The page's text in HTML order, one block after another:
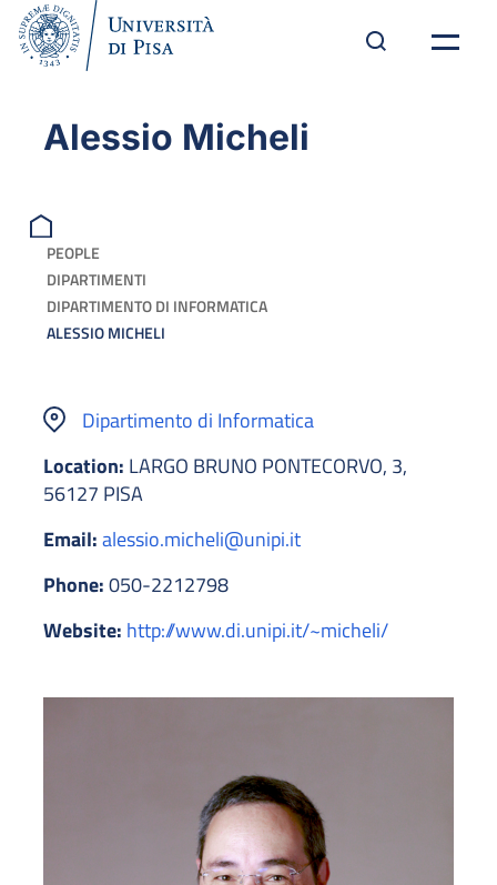
Alessio Micheli
PEOPLE
DIPARTIMENTI
DIPARTIMENTO DI INFORMATICA
ALESSIO MICHELI
Dipartimento di Informatica
Location: LARGO BRUNO PONTECORVO, 3,
56127 PISA
Email:alessio.micheli@unipi.it
Phone:050-2212798
Website: http://www.di.unipi.it/~micheli/